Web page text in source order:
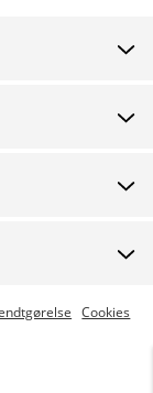
mulig Cookies